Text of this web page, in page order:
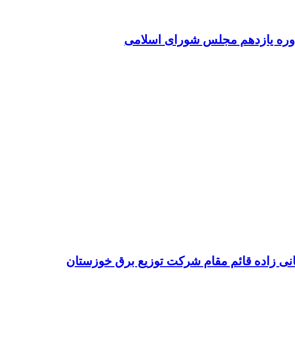
دوره یازدهم مجلس شورای اسلامی
زاده قائم مقام شرکت توزیع برق خوزستان